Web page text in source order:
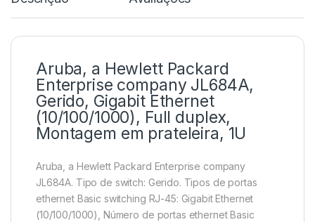
Aruba, a Hewlett Packard
Enterprise company JL684A,
Gerido, Gigabit Ethernet
(10/100/1000), Full duplex,
Montagem em prateleira, 1U
Aruba, a Hewlett Packard Enterprise company
JL684A. Tipo de switch: Gerido. Tipos de portas
ethernet Basic switching RJ-45: Gigabit Ethernet
(10/100/1000), Número de portas ethernet Basic